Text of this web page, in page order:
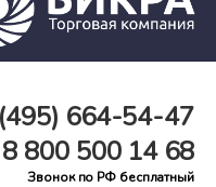
664-54-47
8 800500 14 68
Звонок по РФ бесплатный